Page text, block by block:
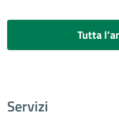
Tutta
Servizi